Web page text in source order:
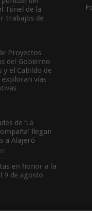
Túnel de la
trabajos de
Proyectos
del Gobierno
y el Cabildo de
exploran vías
de ‘La
llegan
a Alajeró
en honor a la
9 de agosto